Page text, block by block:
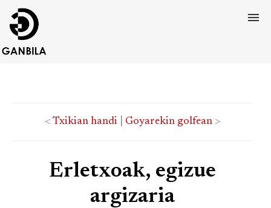
< Txikian handi Goyarekin golfean>
Erletxoak, egizue
argizaria